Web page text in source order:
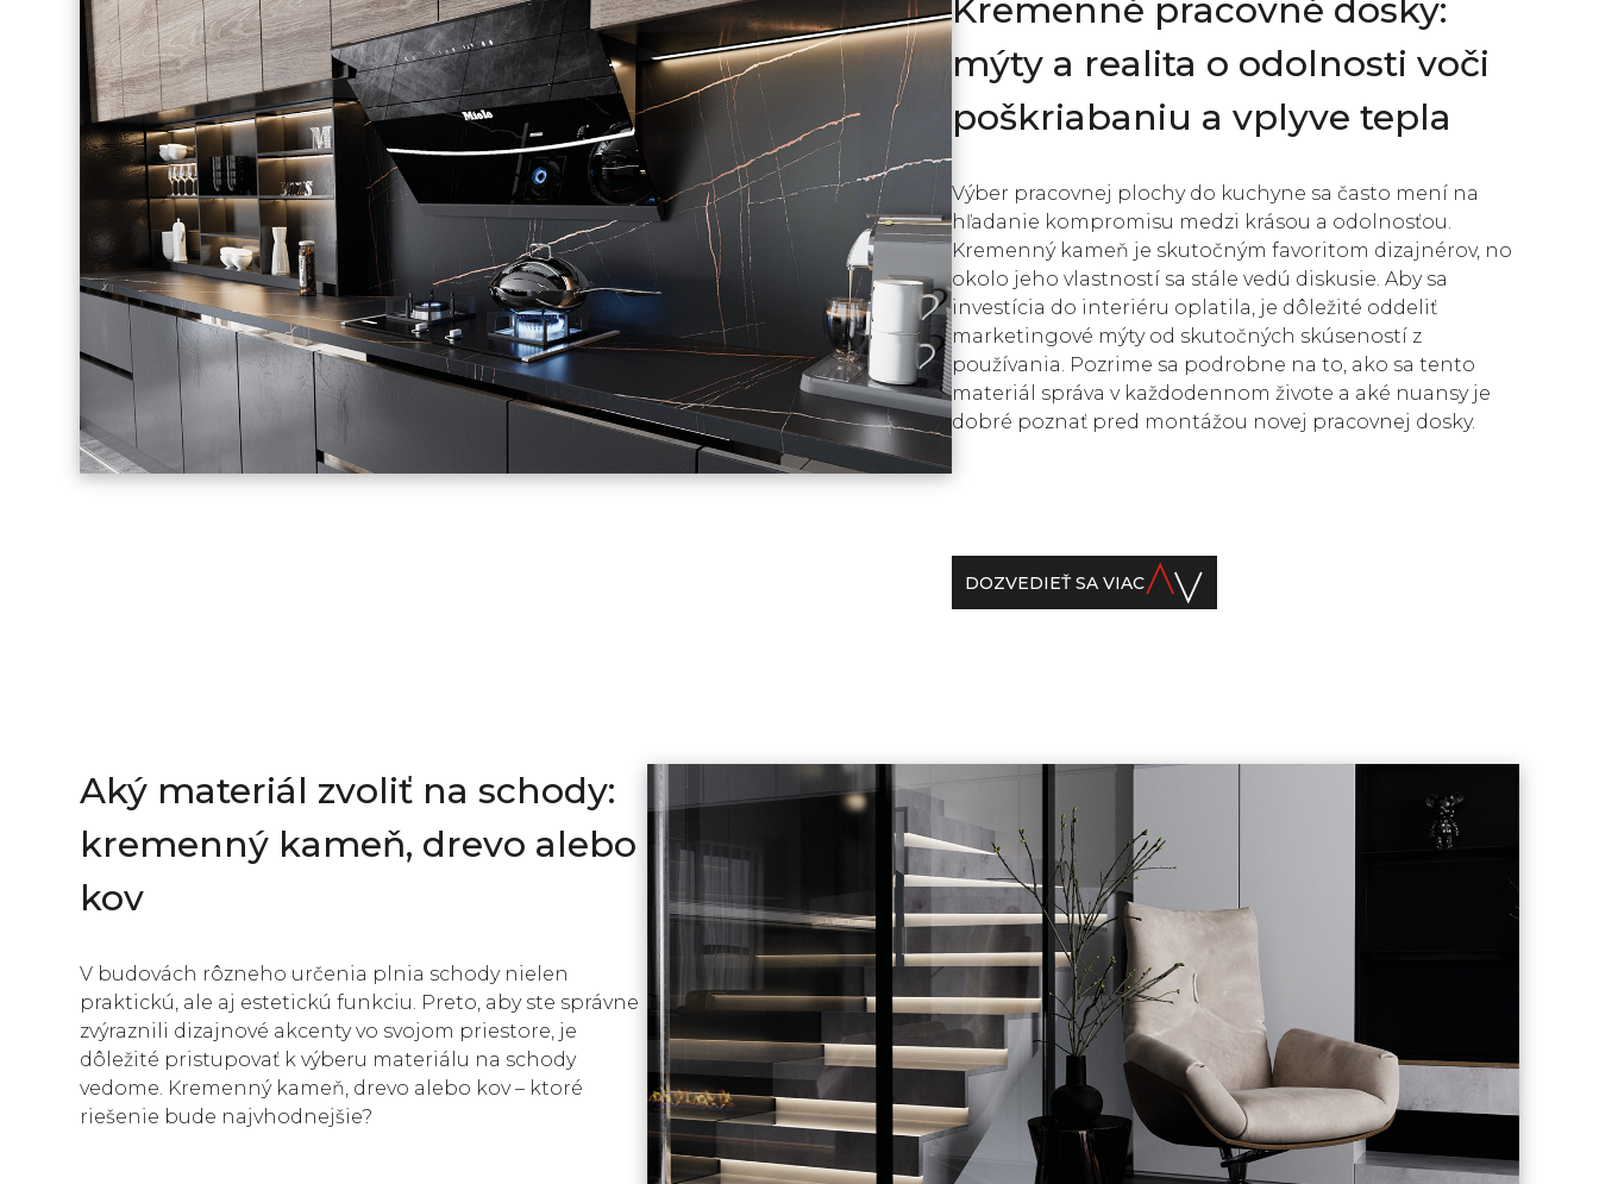
Kremenné pracovné dosky:
mýty a realita o odolnosti voči
poškriabaniu a vplyve tepla
Výber pracovnej plochy do kuchyne sa často mení na
hľadanie kompromisu medzi krásou a odolnosťou.
Kremenný kameň je skutočným favoritom dizajnérov, no
okolo jeho vlastností sa stále vedú diskusie. Aby sa
investícia do interiéru oplatila, je dôležité oddeliť
marketingové mýty od skutočných skúseností z
používania. Pozrime sa podrobne na to, ako sa tento
materiál správa v každodennom živote a aké nuansy je
dobré poznať pred montážou novej pracovnej dosky.
DOZVEDIEŤ SA VIAC
Aký materiál zvoliť na schody:
kremenný kameň, drevo alebo
kov
V budovách rôzneho určenia plnia schody nielen
praktickú, ale aj estetickú funkciu. Preto, aby ste správne
zvýraznili dizajnové akcenty vo svojom priestore, je
dôležité pristupovať k výberu materiálu na schody
vedome. Kremenný kameň, drevo alebo kov – ktoré
riešenie bude najvhodnejšie?